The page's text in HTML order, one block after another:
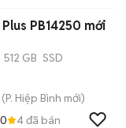
PB14250 mới
512 GB SSD
(P. Hiệp Bình mới)
4đã bán